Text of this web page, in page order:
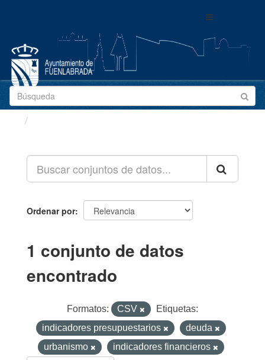
Toggle
Ordenar por
1 conjunto de datos
encontrado
Formatos: CSV
Etiquetas:
indicadores presupuestarios
deuda
urbanismo
indicadores financieros